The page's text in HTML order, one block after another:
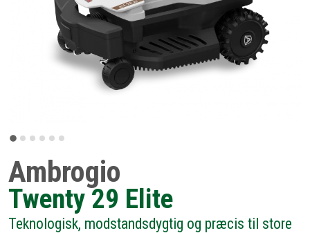
Ambrogio
Twenty 29 Elite
Teknologisk, modstandsdygtig og præcis til store